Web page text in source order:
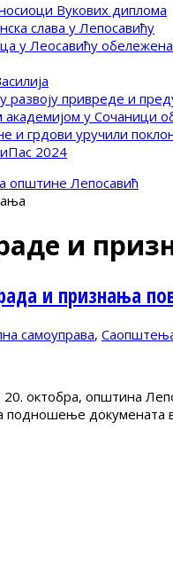
Вукових диплома
слава у Лепосавићу
у Леосавићу
развоју привреде и
у Сочаници
и грдови уручили
2024
и
и признања
самоуправа,
октобра, општина
подношење докумената